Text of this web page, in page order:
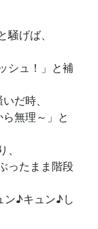
げば、
シュ！」と補
だ時、
無理～」と
ったまま階段
ン♪キュン♪し